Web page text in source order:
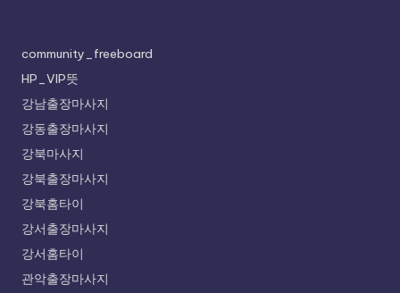
community_freeboard
HP_VIP뜻
강남출장마사지
강동출장마사지
강북마사지
강북출장마사지
강북홈타이
강서출장마사지
강서홈타이
관악출장마사지